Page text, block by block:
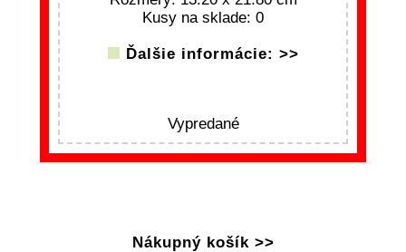
Kusy na sklade: 0
Ďalšie informácie: >>
Vypredané
Nákupný košík >>